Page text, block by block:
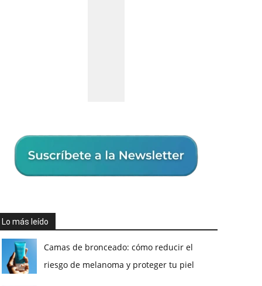
Lo más leído
Camas de bronceado: cómo reducir el
riesgo de melanoma y proteger tu piel